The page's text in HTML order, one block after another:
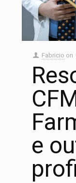
Fabricio on
e